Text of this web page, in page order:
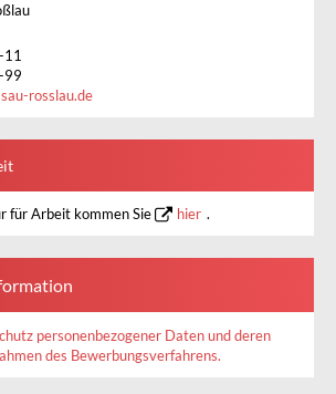
99
rosslau.de
für Arbeit kommen Sie hier .
personenbezogener Daten und deren
des Bewerbungsverfahrens.